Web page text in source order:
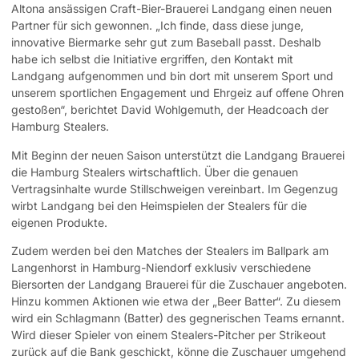
Altona ansässigen Craft-Bier-Brauerei Landgang einen neuen
Partner für sich gewonnen. „Ich finde, dass diese junge,
innovative Biermarke sehr gut zum Baseball passt. Deshalb
habe ich selbst die Initiative ergriffen, den Kontakt mit
Landgang aufgenommen und bin dort mit unserem Sport und
unserem sportlichen Engagement und Ehrgeiz auf offene Ohren
gestoßen“, berichtet David Wohlgemuth, der Headcoach der
Hamburg Stealers.
Mit Beginn der neuen Saison unterstützt die Landgang Brauerei
die Hamburg Stealers wirtschaftlich. Über die genauen
Vertragsinhalte wurde Stillschweigen vereinbart. Im Gegenzug
wirbt Landgang bei den Heimspielen der Stealers für die
eigenen Produkte.
Zudem werden bei den Matches der Stealers im Ballpark am
Langenhorst in Hamburg-Niendorf exklusiv verschiedene
Biersorten der Landgang Brauerei für die Zuschauer angeboten.
Hinzu kommen Aktionen wie etwa der „Beer Batter“. Zu diesem
wird ein Schlagmann (Batter) des gegnerischen Teams ernannt.
Wird dieser Spieler von einem Stealers-Pitcher per Strikeout
zurück auf die Bank geschickt, könne die Zuschauer umgehend